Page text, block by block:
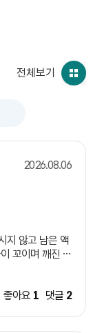
2026.08.06
지 않고 남은 액
꼬이며 깨진 유
한 난감함 때문
좋아요 1 댓글 2
전체보기